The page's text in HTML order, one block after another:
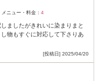
メニュー・料金： 4
ましたがきれいに染まりまと
物もすぐに対応して下さりあ
[投稿日] 2025/04/20